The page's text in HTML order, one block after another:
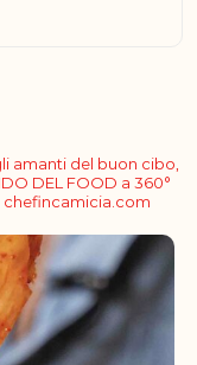
amanti del buon cibo,
DEL FOOD a 360°
chefincamicia.com